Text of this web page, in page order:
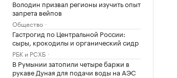
Володин призвал регионы изучить опыт
запрета вейпов
Общество
Гастрогид по Центральной России:
сыры, крокодилы и органический сидр
РБК и РСХБ
В Румынии затопили четыре баржи в
рукаве Дуная для подачи воды на АЭС